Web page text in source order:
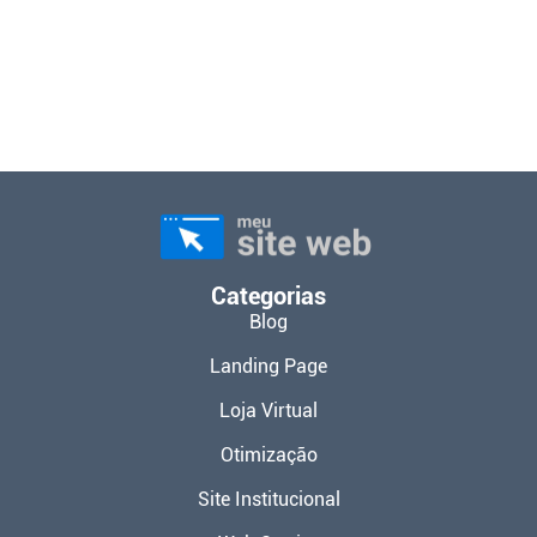
Categorias
Blog
Landing Page
Loja Virtual
Otimização
Site Institucional